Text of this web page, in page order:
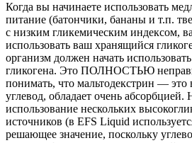
Когда вы начинаете использовать
питание (батончики, бананы и т.п.
с низким гликемическим индексом,
использовать ваш хранящийся
организм должен начать
гликогена. Это ПОЛНОСТЬЮ
понимать, что мальтодекстрин — это
углевод, обладает очень
использование нескольких
источников (в EFS Liquid
решающее значение, поскольку